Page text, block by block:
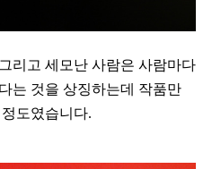
리고 세모난 사람은 사람마다
는 것을 상징하는데 작품만
도였습니다.